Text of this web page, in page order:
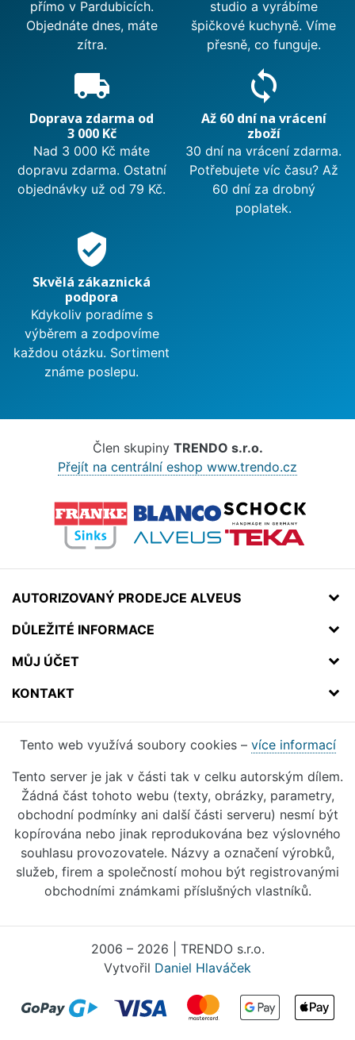
přímo v Pardubicích.
Objednáte dnes, máte
zítra.
studio a vyrábíme
špičkové kuchyně. Víme
přesně, co funguje.
local_shipping
Doprava zdarma od
3 000 Kč
Nad 3 000 Kč máte
dopravu zdarma. Ostatní
objednávky už od 79 Kč.
sync
Až 60 dní na vrácení
zboží
30 dní na vrácení zdarma.
Potřebujete víc času? Až
60 dní za drobný
poplatek.
verified_user
Skvělá zákaznická
podpora
Kdykoliv poradíme s
výběrem a zodpovíme
každou otázku. Sortiment
známe poslepu.
Člen skupiny TRENDO s.r.o.
Přejít na centrální eshop www.trendo.cz
AUTORIZOVANÝ PRODEJCE ALVEUS
DŮLEŽITÉ INFORMACE
MŮJ ÚČET
KONTAKT
Tento web využívá soubory cookies – více informací
Tento server je jak v části tak v celku autorským dílem.
Žádná část tohoto webu (texty, obrázky, parametry,
obchodní podmínky ani další části serveru) nesmí být
kopírována nebo jinak reprodukována bez výslovného
souhlasu provozovatele. Názvy a označení výrobků,
služeb, firem a společností mohou být registrovanými
obchodními známkami příslušných vlastníků.
2006 – 2026 | TRENDO s.r.o.
Vytvořil Daniel Hlaváček